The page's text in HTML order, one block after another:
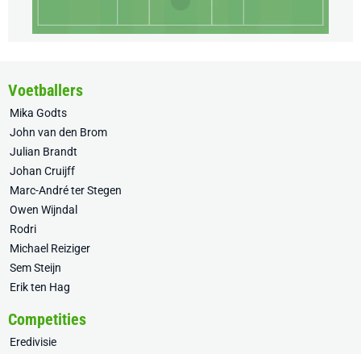
Voetballers
Mika Godts
John van den Brom
Julian Brandt
Johan Cruijff
Marc-André ter Stegen
Owen Wijndal
Rodri
Michael Reiziger
Sem Steijn
Erik ten Hag
Competities
Eredivisie